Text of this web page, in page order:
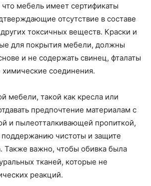
мебель имеет сертификаты
отсутствие в составе
токсичных веществ. Краски и
для покрытия мебели, должны
и не содержать свинец, фталаты
соединения.
мебели, такой как кресла или
предпочтение материалам с
и пылеотталкивающей пропиткой,
поддержанию чистоты и защите
Также важно, чтобы обивка была
тканей, которые не
реакций.